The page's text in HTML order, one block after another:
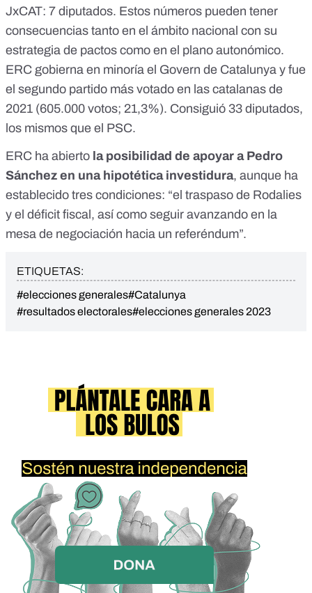
JxCAT: 7 diputados. Estos números pueden tener
consecuencias tanto en el ámbito nacional con su
estrategia de pactos como en el plano autonómico.
ERC gobierna en minoría el Govern de Catalunya y fue
el segundo partido más votado en las catalanas de
2021 (605.000 votos; 21,3%). Consiguió 33 diputados,
los mismos que el PSC.
ERC ha abierto la posibilidad de apoyar a Pedro
Sánchez en una hipotética investidura, aunque ha
establecido tres condiciones: “el traspaso de Rodalies
y el déficit fiscal, así como seguir avanzando en la
mesa de negociación hacia un referéndum”.
ETIQUETAS:
#elecciones generales#Catalunya
#resultados electorales#elecciones generales 2023